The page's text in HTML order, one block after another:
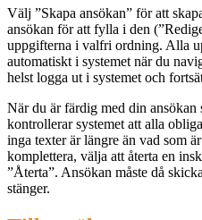
Välj ”Skapa ansökan” för att
ansökan för att fylla i den
uppgifterna i valfri ordning. Alla
automatiskt i systemet när du
helst logga ut i systemet och
När du är färdig med din ansökan
kontrollerar systemet att alla
inga texter är längre än vad som
komplettera, välja att återta en
”Återta”. Ansökan måste då
stänger.